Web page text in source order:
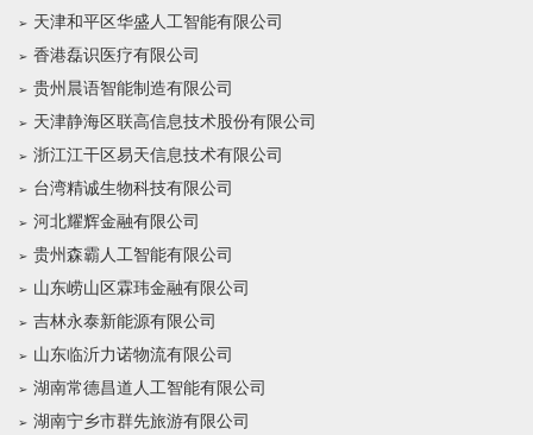
天津和平区华盛人工智能有限公司
香港磊识医疗有限公司
贵州晨语智能制造有限公司
天津静海区联高信息技术股份有限公司
浙江江干区易天信息技术有限公司
台湾精诚生物科技有限公司
河北耀辉金融有限公司
贵州森霸人工智能有限公司
山东崂山区霖玮金融有限公司
吉林永泰新能源有限公司
山东临沂力诺物流有限公司
湖南常德昌道人工智能有限公司
湖南宁乡市群先旅游有限公司